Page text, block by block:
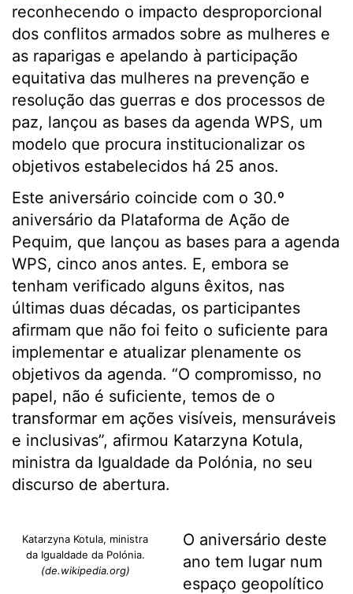
reconhecendo o impacto desproporcional
dos conflitos armados sobre as mulheres e
as raparigas e apelando à participação
equitativa das mulheres na prevenção e
resolução das guerras e dos processos de
paz, lançou as bases da agenda WPS, um
modelo que procura institucionalizar os
objetivos estabelecidos há 25 anos.
Este aniversário coincide com o 30.º
aniversário da Plataforma de Ação de
Pequim, que lançou as bases para a agenda
WPS, cinco anos antes. E, embora se
tenham verificado alguns êxitos, nas
últimas duas décadas, os participantes
afirmam que não foi feito o suficiente para
implementar e atualizar plenamente os
objetivos da agenda. “O compromisso, no
papel, não é suficiente, temos de o
transformar em ações visíveis, mensuráveis
e inclusivas”, afirmou Katarzyna Kotula,
ministra da Igualdade da Polónia, no seu
discurso de abertura.
Katarzyna Kotula, ministra
da Igualdade da Polónia.
(de.wikipedia.org)
O aniversário deste
ano tem lugar num
espaço geopolítico